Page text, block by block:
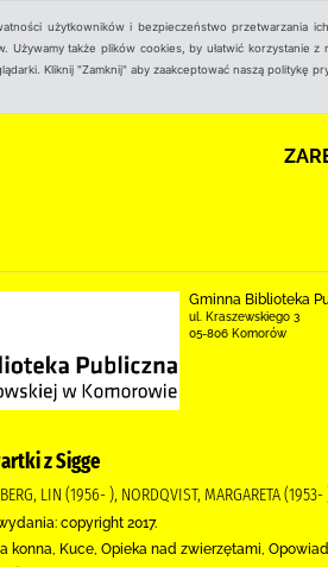
użytkowników i bezpieczeństwo przetwarzania
Używamy także plików cookies, by ułatwić korzystanie
Kliknij "Zamknij" aby zaakceptować naszą politykę
Gminna Biblioteka
ul. Kraszewskiego 3
05-806 Komorów
z Sigge
LIN (1956- ), NORDQVIST, MARGARETA
copyright 2017.
konna, Kuce, Opieka nad zwierzętami,